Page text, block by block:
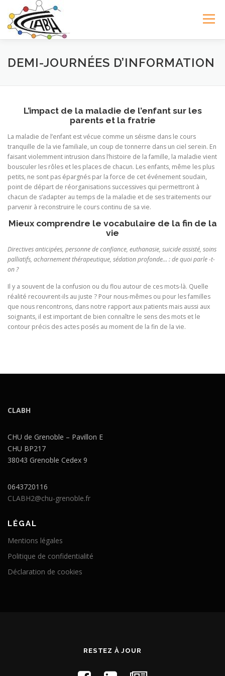
contenu
Menu
LE CLABH NOS FORMATIONS ACTUALITÉS
DEMI-JOURNÉES D’INFORMATION
L’impact de la maladie de l’enfant sur les
parents et la fratrie
La maladie de l’enfant est vécue comme un séisme dans le cours
tranquille de la vie familiale, un coup de tonnerre dans un ciel serein. En
faisant violemment intrusion dans l’histoire de la famille, la maladie vient
bousculer les rôles et les places de chacun. Les enfants, même les plus
petits, ne sont pas épargnés par la force de cet événement soudain,
point de départ de réorganisations successives qui permettront à
chacun de s’adapter au temps de la maladie et de ses traitements our
parvenir à reconstruire le cours continu de sa vie.
Mieux comprendre le vocabulaire de la fin de la
vie
Directives anticipées, personne de confiance, euthanasie, suicide assisté, soins
palliatifs, acharnement thérapeutique, sédation profonde… : de quoi parle -t-
on ?
Il y a souvent de la confusion ou du flou autour de ces mots-là. Quelle
réalité recouvrent-ils au juste ? Pour nous-mêmes ou pour les familles
que nous rencontrons, dans notre rapport aux patients mais aussi aux
soignants, il est important de bien connaître le sens des mots et le
contour précis des actes posés au moment de la fin de la vie.
CLABH
CHU de Grenoble – Pavillon E
CHU BP217
38043 Grenoble Cedex 9
0643720116
CLABH2@chu-grenoble.fr
LÉGAL
Mentions légales
Politique de confidentialité
Déclaration de cookies
RESTEZ À JOUR